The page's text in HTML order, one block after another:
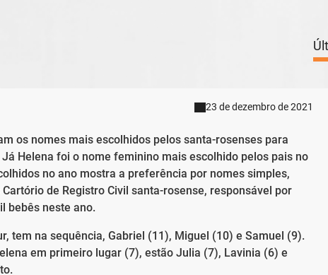
23 de dezembro de 2021
os nomes mais escolhidos pelos santa-rosenses para
Helena foi o nome feminino mais escolhido pelos pais no
no ano mostra a preferência por nomes simples,
de Registro Civil santa-rosense, responsável por
bebês neste ano.
tem na sequência, Gabriel (11), Miguel (10) e Samuel (9).
em primeiro lugar (7), estão Julia (7), Lavinia (6) e